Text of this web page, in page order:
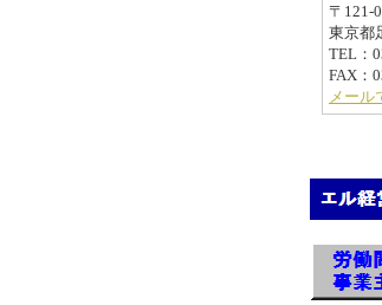
〒121-
東京都
TEL：
FAX：
メール